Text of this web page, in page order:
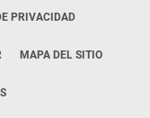
PRIVACIDAD
MAPA DEL SITIO